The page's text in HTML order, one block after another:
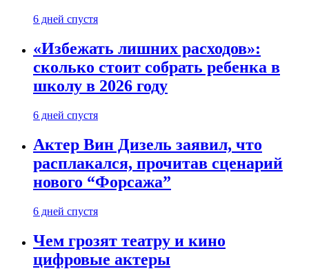
6 дней спустя
«Избежать лишних расходов»:
сколько стоит собрать ребенка в
школу в 2026 году
6 дней спустя
Актер Вин Дизель заявил, что
расплакался, прочитав сценарий
нового “Форсажа”
6 дней спустя
Чем грозят театру и кино
цифровые актеры